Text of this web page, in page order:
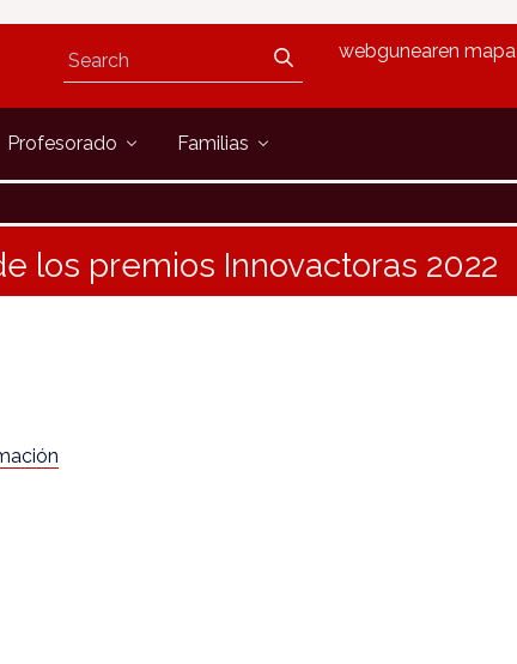
webgunearen mapa
Profesorado Familias
los premios Innovactoras 2022